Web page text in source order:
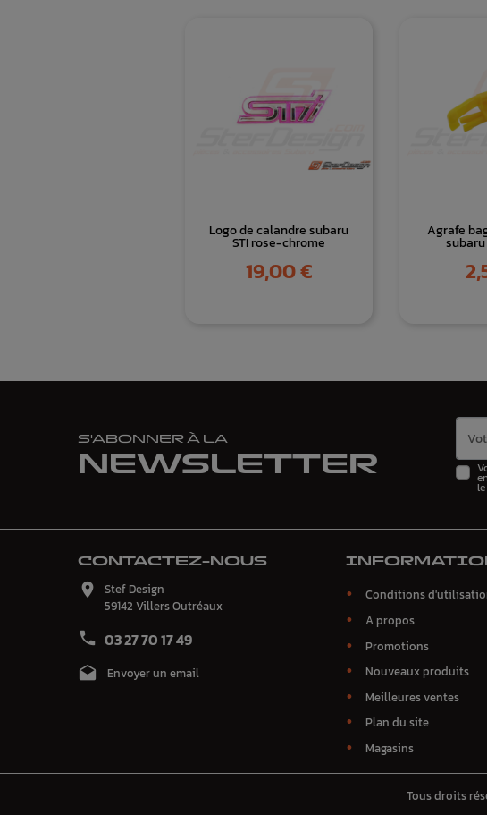
Logo de calandre subaru
STI rose-chrome
Prix
19,00 €
Agrafe
Prix
S'ABONNER À LA
NEWSLETTER
CONTACTEZ-NOUS

Stef Design
59142 Villers Outréaux
 03 27 70 17 49
 Envoyer un email
Conditions
A propos
Promotions
Nouveaux produits
Meilleures ventes
Plan du site
Magasins
Tous droits